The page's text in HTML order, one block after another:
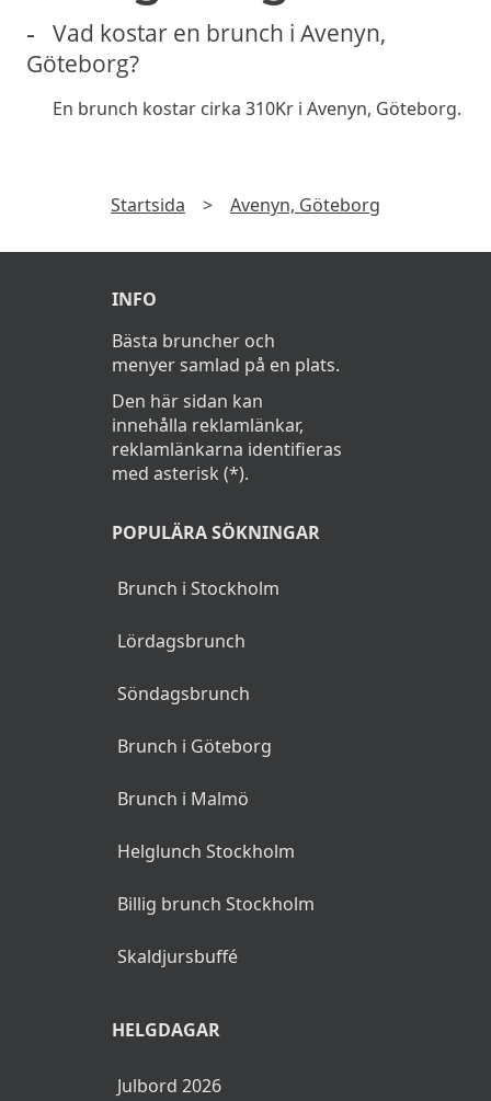
FRITERAD KYCKLINGMACKA
tomatsallad
grillat bröd, vispad ricotta, ruccolapesto och
grillat bröd, italienska köttbullar, tomatsås,
mozzarella, parmesan och gremolata
TRYFFELPASTA
Tagliatelle, svart tryffel, pecorino, grädde och
svartpeppar
PASTA CAPONATA
burratakräm
KALVTARTAR
sardeller, lökcrème och rostat bröd
på hälleflundra, rökt grädde, olivolja,
FATTIGA RIDDARE
smörstekt brioche, kardemummaglass, rökt
äpple- och ingefärskompott, calvados- och
Vad kostar en brunch i Avenyn,
Göteborg?
En brunch kostar cirka 310Kr i Avenyn, Göteborg.
Startsida > Avenyn, Göteborg
INFO
Bästa bruncher och
menyer samlad på en plats.
Den här sidan kan
innehålla reklamlänkar,
reklamlänkarna identifieras
med asterisk (*).
POPULÄRA SÖKNINGAR
Brunch i Stockholm
Lördagsbrunch
Söndagsbrunch
Brunch i Göteborg
Brunch i Malmö
Helglunch Stockholm
Billig brunch Stockholm
Skaldjursbuffé
HELGDAGAR
Julbord 2026